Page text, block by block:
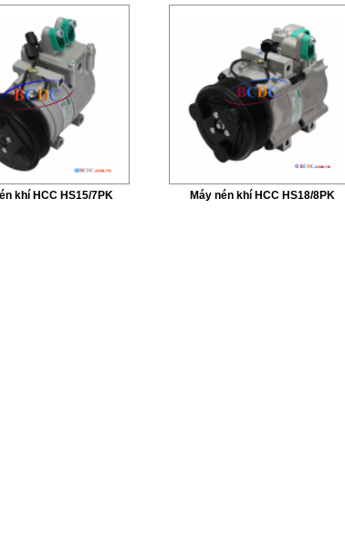
khí HCC HS15/7PK Máy nén khí HCC HS18/8PK